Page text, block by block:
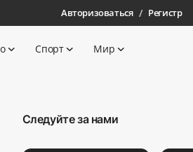
Авторизоваться / Регистр
Спорт Мир
Следуйте за нами